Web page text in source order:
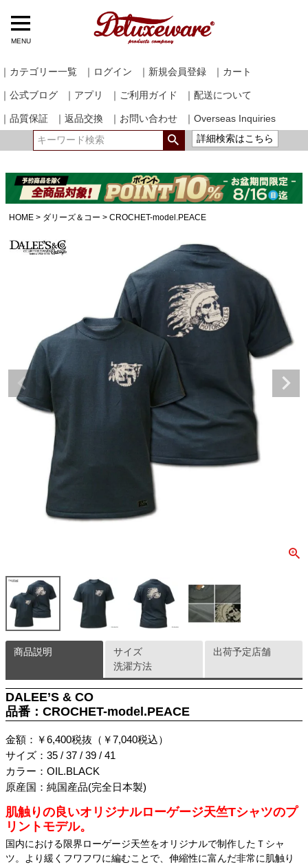
MENU
｜カテゴリー一覧 ｜ログイン ｜新規会員登録 ｜カート
｜公式ブログ ｜アプリ ｜ご利用ガイド ｜配送について
｜品質保証 ｜返品交換 ｜お問い合わせ
｜Overseas Inquiries
詳細検索はこちら
HOME ダリーズ＆コー CROCHET-model.PEACE
商品説明
DALEE’S & CO
品番：CROCHET-model.PEACE
金額：￥6,400税抜（￥7,040税込）
サイズ：35 / 37 / 39 / 41
カラー：OIL.BLACK
原産国：純国産品(完全日本製)
肌触りの良いオリジナルローゲージ天竺Tシャツのプ
リントモデル。
国内における限界ローゲージ天竺をオリジナルで制作したＴシャ
ツ。より緩くフワフワに編むことで、伸縮性に富んだ非常に肌触り
サイズ
洗濯方法
出荷予定店舗